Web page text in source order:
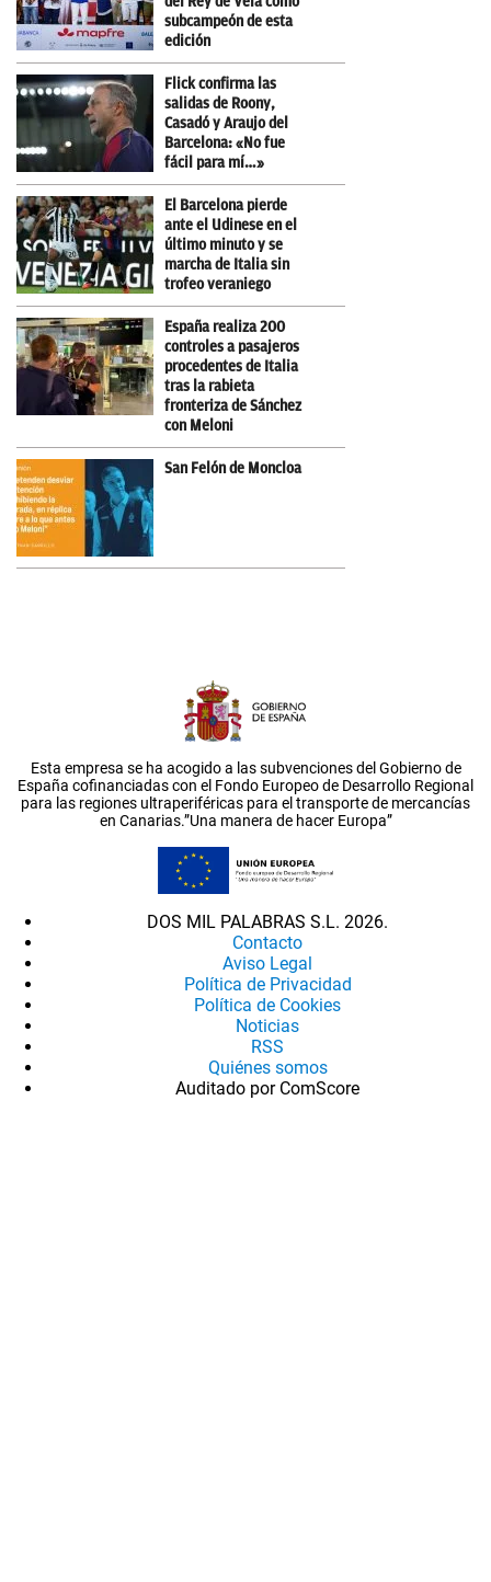
subcampeón de esta
edición
Flick confirma las
salidas de Roony,
Casadó y Araujo del
Barcelona: «No fue
fácil para mí…»
El Barcelona pierde
ante el Udinese en el
último minuto y se
marcha de Italia sin
trofeo veraniego
España realiza 200
controles a pasajeros
procedentes de Italia
tras la rabieta
fronteriza de Sánchez
con Meloni
San Felón de Moncloa
Esta empresa se ha acogido a las subvenciones del Gobierno de
España cofinanciadas con el Fondo Europeo de Desarrollo Regional
para las regiones ultraperiféricas para el transporte de mercancías
en Canarias.”Una manera de hacer Europa”
DOS MIL PALABRAS S.L. 2026.
Contacto
Aviso Legal
Política de Privacidad
Política de Cookies
Noticias
RSS
Quiénes somos
Auditado por ComScore